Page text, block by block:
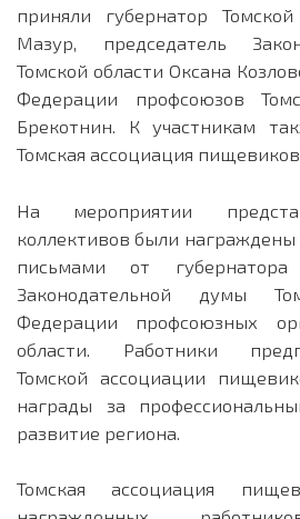
приняли губернатор
Мазур, председатель
Томской области Оксана
Федерации профсоюзов
Брекотнин. К участникам
Томская ассоциация
На мероприятии
коллективов были
письмами от губернатора
Законодательной думы
Федерации профсоюзных
области. Работники
Томской ассоциации
награды за
развитие региона.
Томская ассоциация